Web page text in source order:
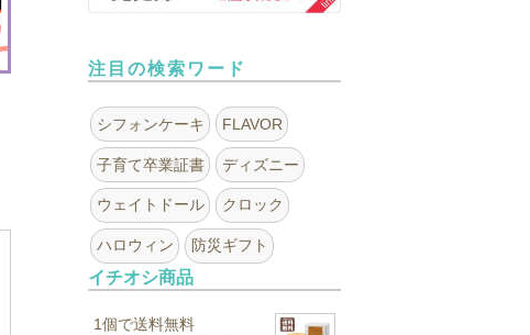
注目の検索ワード
シフォンケーキ FLAVOR
子育て卒業証書 ディズニー
ウェイトドール クロック
ハロウィン 防災ギフト
イチオシ商品
1個で送料無料